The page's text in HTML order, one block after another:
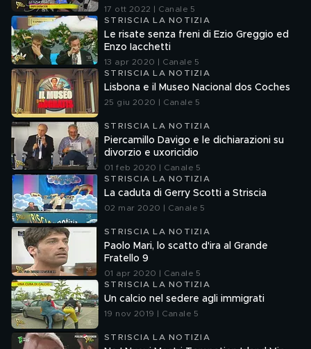
17 ott 2022 | Canale 5
STRISCIA LA NOTIZIA
Le risate senza freni di Ezio Greggio ed
Enzo Iacchetti
13 apr 2020 | Canale 5
STRISCIA LA NOTIZIA
Lisbona e il Museo Nacional dos Coches
25 giu 2020 | Canale 5
STRISCIA LA NOTIZIA
Piercamillo Davigo e le dichiarazioni su
divorzio e uxoricidio
01 feb 2020 | Canale 5
STRISCIA LA NOTIZIA
La caduta di Gerry Scotti a Striscia
02 mar 2020 | Canale 5
STRISCIA LA NOTIZIA
Paolo Mari, lo scatto d'ira al Grande
Fratello 9
01 apr 2020 | Canale 5
STRISCIA LA NOTIZIA
Un calcio nel sedere agli immigrati
19 nov 2019 | Canale 5
STRISCIA LA NOTIZIA